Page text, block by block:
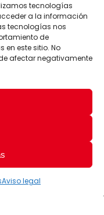
tecnologías
a la información
tecnologías nos
de
este sitio. No
afectar negativamente
Aviso legal